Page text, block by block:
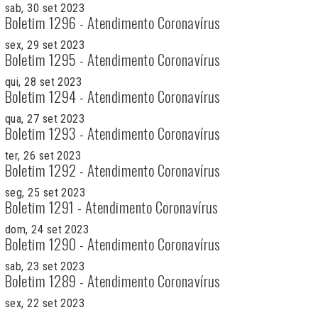
sab, 30 set 2023
Boletim 1296 - Atendimento Coronavírus
sex, 29 set 2023
Boletim 1295 - Atendimento Coronavírus
qui, 28 set 2023
Boletim 1294 - Atendimento Coronavírus
qua, 27 set 2023
Boletim 1293 - Atendimento Coronavírus
ter, 26 set 2023
Boletim 1292 - Atendimento Coronavírus
seg, 25 set 2023
Boletim 1291 - Atendimento Coronavírus
dom, 24 set 2023
Boletim 1290 - Atendimento Coronavírus
sab, 23 set 2023
Boletim 1289 - Atendimento Coronavírus
sex, 22 set 2023